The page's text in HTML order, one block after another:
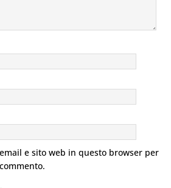
e sito web in questo browser per